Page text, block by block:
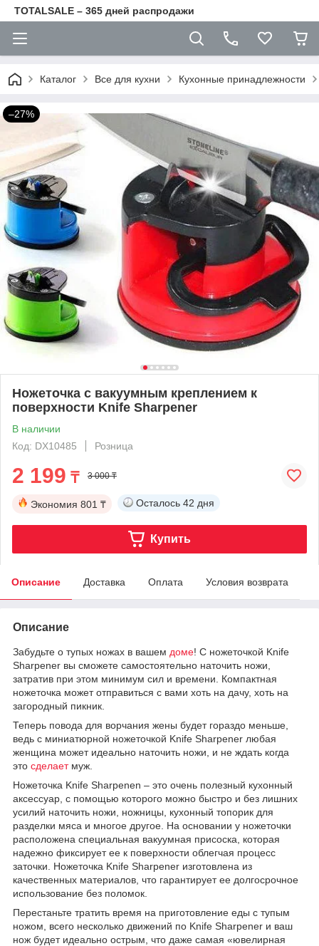
TOTALSALE – 365 дней распродажи
Каталог Все для кухни Кухонные принадлежности
–27%
Ножеточка с вакуумным креплением к
поверхности Knife Sharpener
В наличии
Код: DX10485
Розница
2 199 ₸ 3 000 ₸
Экономия 801 ₸ Осталось 42 дня
Купить
Описание Доставка Оплата Условия возврата
Описание
Забудьте о тупых ножах в вашем доме! С ножеточкой Knife
Sharpener вы сможете самостоятельно наточить ножи,
затратив при этом минимум сил и времени. Компактная
ножеточка может отправиться с вами хоть на дачу, хоть на
загородный пикник.
Теперь повода для ворчания жены будет гораздо меньше,
ведь с миниатюрной ножеточкой Knife Sharpener любая
женщина может идеально наточить ножи, и не ждать когда
это сделаетмуж.
Ножеточка Knife Sharpenen – это очень полезный кухонный
аксессуар, с помощью которого можно быстро и без лишних
усилий наточить ножи, ножницы, кухонный топорик для
разделки мяса и многое другое. На основании у ножеточки
расположена специальная вакуумная присоска, которая
надежно фиксирует ее к поверхности облегчая процесс
заточки. Ножеточка Knife Sharpener изготовлена из
качественных материалов, что гарантирует ее долгосрочное
использование без поломок.
Перестаньте тратить время на приготовление еды с тупым
ножом, всего несколько движений по Knife Sharpener и ваш
нож будет идеально острым, что даже самая «ювелирная